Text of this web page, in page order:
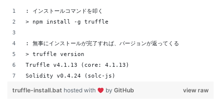
: インストールコマンドを叩く
> npm install -g truffle
: 無事にインストールが完了すれば、バージョンが返ってくる
> truffle version
Truffle v4.1.13 (core: 4.1.13)
Solidity v0.4.24 (solc-js)
view raw
truffle-install.bat hosted with by GitHub